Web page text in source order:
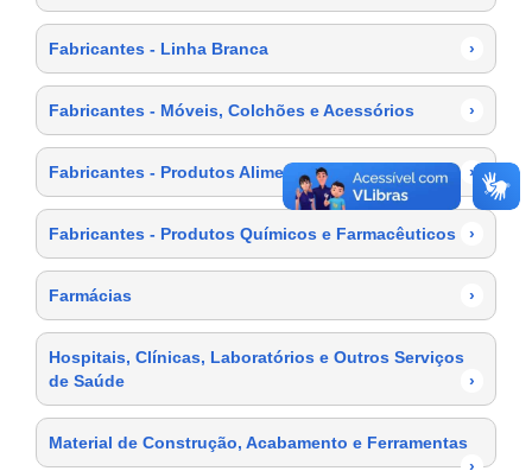
Fabricantes - Linha Branca ›
Fabricantes - Móveis, Colchões e Acessórios ›
Fabricantes - Produtos Alimentícios ›
Fabricantes - Produtos Químicos e Farmacêuticos ›
Farmácias ›
Hospitais, Clínicas, Laboratórios e Outros Serviços
de Saúde
›
Material de Construção, Acabamento e Ferramentas
›